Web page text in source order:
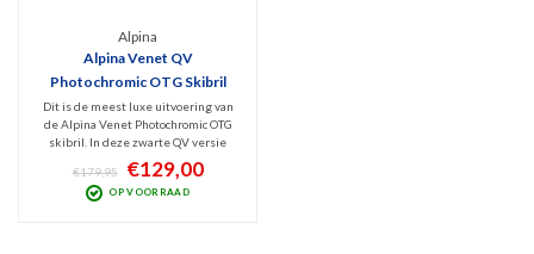
Alpina
Alpina Venet QV
Photochromic OTG Skibril
2025 | Zwart
Dit is de meest luxe uitvoering van
de Alpina Venet Photochromic OTG
skibril. In deze zwarte QV versie
heeft hij een meekleurende
QuattroVarioflex lens (Cat. 2-3).
Hierdoor ervaar je met deze goggles
€179,95 €129,00
OP VOORRAAD